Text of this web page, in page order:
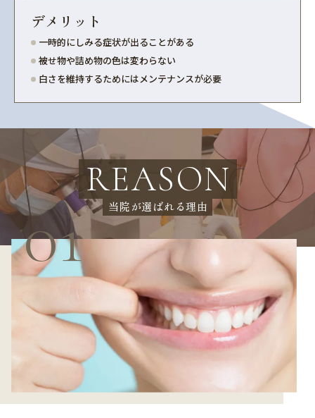
デメリット
一時的にしみる症状が出ることがある
被せ物や詰め物の色は変わらない
白さを維持するためにはメンテナンスが必要
REASON
当院が選ばれる理由